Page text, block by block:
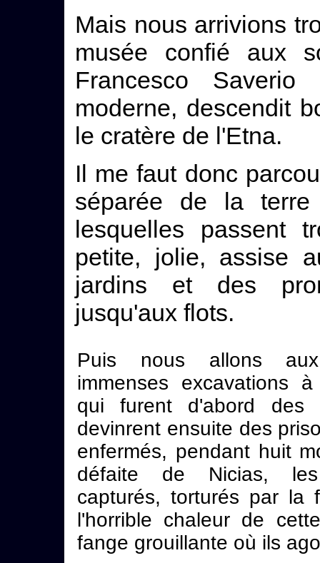
Mais nous arrivions
musée confié aux
Francesco Saverio
moderne, descendit
le cratère de l'Etna.
Il me faut donc
séparée de la
lesquelles passent
petite, jolie, assise
jardins et des
jusqu'aux flots.
Puis nous allons aux
immenses excavations
qui furent d'abord des
devinrent ensuite des
enfermés, pendant huit
défaite de Nicias, les
capturés, torturés par la
l'horrible chaleur de
fange grouillante où ils